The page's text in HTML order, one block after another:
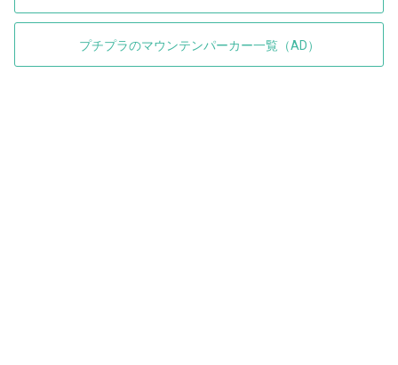
プチプラのマウンテンパーカー一覧（AD）